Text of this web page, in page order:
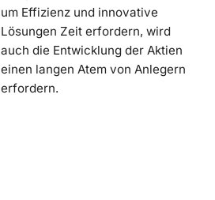
um Effizienz und innovative
Lösungen Zeit erfordern, wird
auch die Entwicklung der Aktien
einen langen Atem von Anlegern
erfordern.